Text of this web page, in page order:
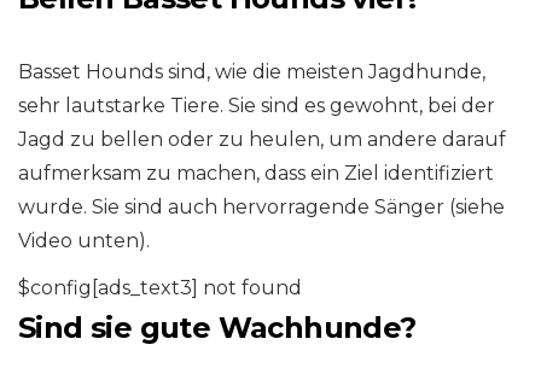
Basset Hounds sind, wie die meisten Jagdhunde,
sehr lautstarke Tiere. Sie sind es gewohnt, bei der
Jagd zu bellen oder zu heulen, um andere darauf
aufmerksam zu machen, dass ein Ziel identifiziert
wurde. Sie sind auch hervorragende Sänger (siehe
Video unten).
$config[ads_text3] not found
Sind sie gute Wachhunde?